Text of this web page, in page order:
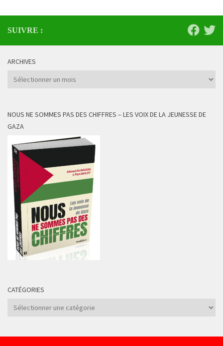
SUIVRE :
ARCHIVES
Archives
NOUS NE SOMMES PAS DES CHIFFRES – LES VOIX DE LA JEUNESSE DE
GAZA
CATÉGORIES
Catégories